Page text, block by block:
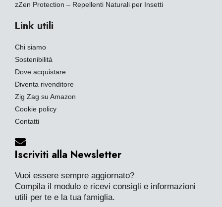
zZen Protection – Repellenti Naturali per Insetti
Link utili
Chi siamo
Sostenibilità
Dove acquistare
Diventa rivenditore
Zig Zag su Amazon
Cookie policy
Contatti
Iscriviti alla Newsletter
Vuoi essere sempre aggiornato?
Compila il modulo e ricevi consigli e informazioni
utili per te e la tua famiglia.